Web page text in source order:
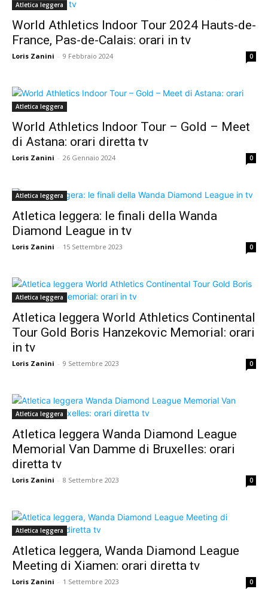
Atletica leggera
World Athletics Indoor Tour 2024 Hauts-de-
France, Pas-de-Calais: orari in tv
Loris Zanini - 9 Febbraio 2024 0
Atletica leggera
World Athletics Indoor Tour – Gold – Meet
di Astana: orari diretta tv
Loris Zanini - 26 Gennaio 2024 0
Atletica leggera
Atletica leggera: le finali della Wanda
Diamond League in tv
Loris Zanini - 15 Settembre 2023 0
Atletica leggera
Atletica leggera World Athletics Continental
Tour Gold Boris Hanzekovic Memorial: orari
in tv
Loris Zanini - 9 Settembre 2023 0
Atletica leggera
Atletica leggera Wanda Diamond League
Memorial Van Damme di Bruxelles: orari
diretta tv
Loris Zanini - 8 Settembre 2023 0
Atletica leggera
Atletica leggera, Wanda Diamond League
Meeting di Xiamen: orari diretta tv
Loris Zanini - 1 Settembre 2023 0